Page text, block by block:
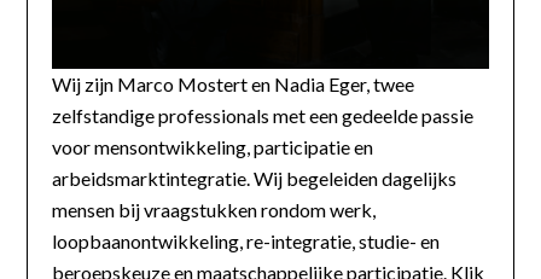
Wij zijn Marco Mostert en Nadia Eger, twee
zelfstandige professionals met een gedeelde passie
voor mensontwikkeling, participatie en
arbeidsmarktintegratie. Wij begeleiden dagelijks
mensen bij vraagstukken rondom werk,
loopbaanontwikkeling, re-integratie, studie- en
beroepskeuze en maatschappelijke participatie. Klik